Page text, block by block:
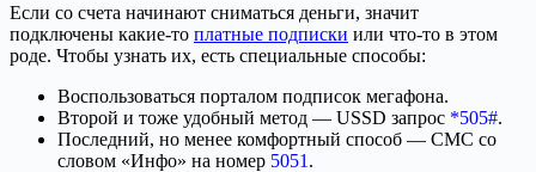
Если со счета начинают сниматься деньги, значит
подключены какие-то платные подписки или что-то в этом
роде. Чтобы узнать их, есть специальные способы:
Воспользоваться порталом подписок мегафона.
Второй и тоже удобный метод — USSD запрос *505#.
Последний, но менее комфортный способ — СМС со
словом «Инфо» на номер 5051 .